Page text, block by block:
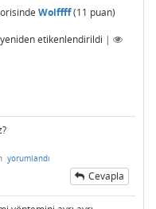
Wolffff(11 puan)
yeniden etikenlendirildi |
yorumlandı
Cevapla